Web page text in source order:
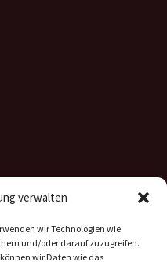
verwalten
wir Technologien wie
und/oder darauf zuzugreifen.
wir Daten wie das